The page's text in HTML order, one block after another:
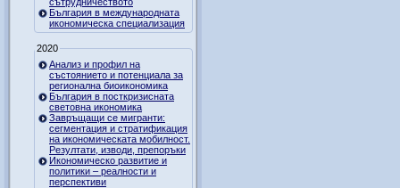
България в международната
икономическа специализация
2020
Анализ и профил на
състоянието и потенциала за
регионална биоикономика
България в посткризисната
световна икономика
Завръщащи се мигранти:
сегментация и стратификация
на икономическата мобилност.
Резултати, изводи, препоръки
Икономическо развитие и
политики – реалности и
перспективи